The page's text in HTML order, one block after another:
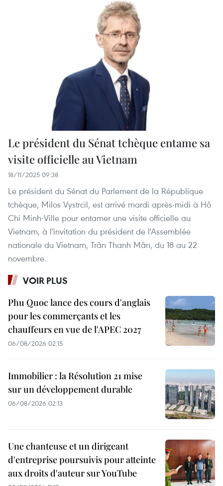
Le président du Sénat tchèque entame sa
visite officielle au Vietnam
18/11/2025 09:38
Le président du Sénat du Parlement de la République
tchèque, Milos Vystrcil, est arrivé mardi après-midi à Hô
Chi Minh-Ville pour entamer une visite officielle au
Vietnam, à l'invitation du président de l'Assemblée
nationale du Vietnam, Trân Thanh Mân, du 18 au 22
novembre.
VOIR PLUS
Phu Quoc lance des cours d'anglais
pour les commerçants et les
chauffeurs en vue de l'APEC 2027
06/08/2026 02:15
Immobilier : la Résolution 21 mise
sur un développement durable
06/08/2026 02:13
Une chanteuse et un dirigeant
d'entreprise poursuivis pour atteinte
aux droits d'auteur sur YouTube